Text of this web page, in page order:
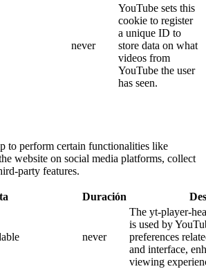
never
YouTube sets this
cookie to register
a unique ID to
store data on what
videos from
YouTube the user
has seen.
to perform certain functionalities like
website on social media platforms, collect
party features.
Duración
never
The yt-player-
is used by
preferences
and interface,
viewing